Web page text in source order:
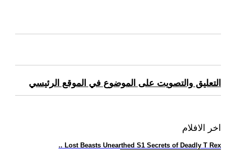
التعليق والتصويت على الموضوع في الموقع الرئيسي
اخر الافلام
.. Lost Beasts Unearthed S1 Secrets of Deadly T Rex